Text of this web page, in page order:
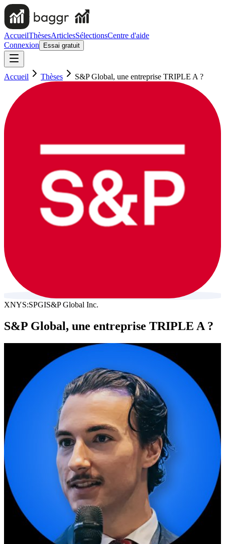
AccueilThèsesArticlesSélectionsCentre d'aide
Connexion
Essai gratuit
Accueil Thèses S&P Global, une entreprise TRIPLE A ?
XNYS:SPGIS&P Global Inc.
S&P Global, une entreprise TRIPLE A ?